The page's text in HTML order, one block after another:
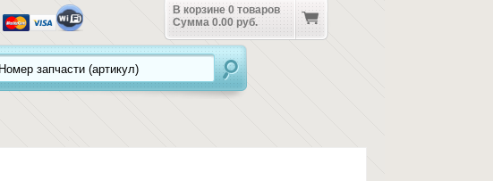
В корзине0товаров
Сумма 0.00 руб.